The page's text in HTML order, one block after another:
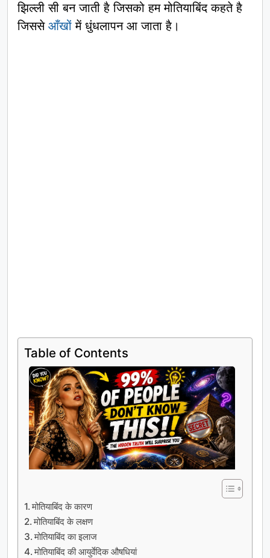
झिल्ली सी बन जाती है जिसको हम मोतियाबिंद कहते है
जिससे आँखों में धुंधलापन आ जाता है।
Table of Contents
मोतियाबिंद के कारण
मोतियाबिंद के लक्षण
मोतियाबिंद का इलाज
मोतियाबिंद की आयुर्वेदिक औषधियां